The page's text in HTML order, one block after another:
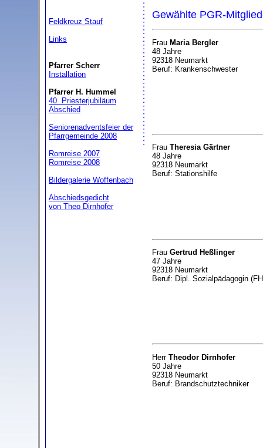
Feldkreuz Stauf
Links
Pfarrer Scherr
Installation
Pfarrer H. Hummel
40. Priesterjubiläum
Abschied
Seniorenadventsfeier der
Pfarrgemeinde 2008
Romreise 2007
Romreise 2008
Bildergalerie Woffenbach
Abschiedsgedicht
von Theo Dirnhofer
Gewählte PGR-
Frau Maria Bergler
48 Jahre
92318 Neumarkt
Beruf: Krankenschwester
Frau Theresia Gärtner
48 Jahre
92318 Neumarkt
Beruf: Stationshilfe
Frau Gertrud Heßlinger
47 Jahre
92318 Neumarkt
Beruf: Dipl. Sozialpädagogin
Herr Theodor Dirnhofer
50 Jahre
92318 Neumarkt
Beruf: Brandschutztechniker